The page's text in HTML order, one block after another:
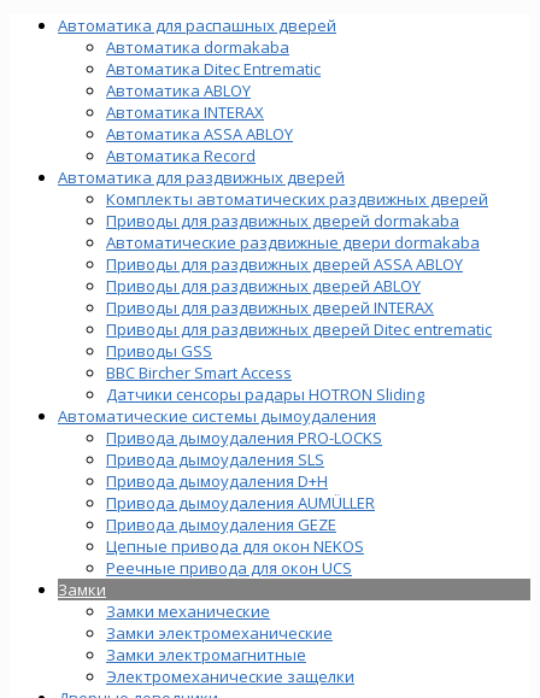
Автоматика для распашных дверей
Автоматика dormakaba
Автоматика Ditec Entrematic
Автоматика ABLOY
Автоматика INTERAX
Автоматика ASSA ABLOY
Автоматика Record
Автоматика для раздвижных дверей
Комплекты автоматических раздвижных дверей
Приводы для раздвижных дверей dormakaba
Автоматические раздвижные двери dormakaba
Приводы для раздвижных дверей ASSA ABLOY
Приводы для раздвижных дверей ABLOY
Приводы для раздвижных дверей INTERAX
Приводы для раздвижных дверей Ditec entrematic
Приводы GSS
BBC Bircher Smart Access
Датчики сенсоры радары HOTRON Sliding
Автоматические системы дымоудаления
Привода дымоудаления PRO-LOCKS
Привода дымоудаления SLS
Привода дымоудаления D+H
Привода дымоудаления AUMÜLLER
Привода дымоудаления GEZE
Цепные привода для окон NEKOS
Реечные привода для окон UСS
Замки
Замки механические
Замки электромеханические
Замки электромагнитные
Электромеханические защелки